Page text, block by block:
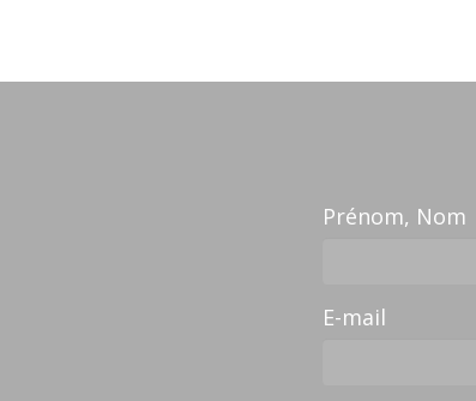
Prénom, Nom
E-mail